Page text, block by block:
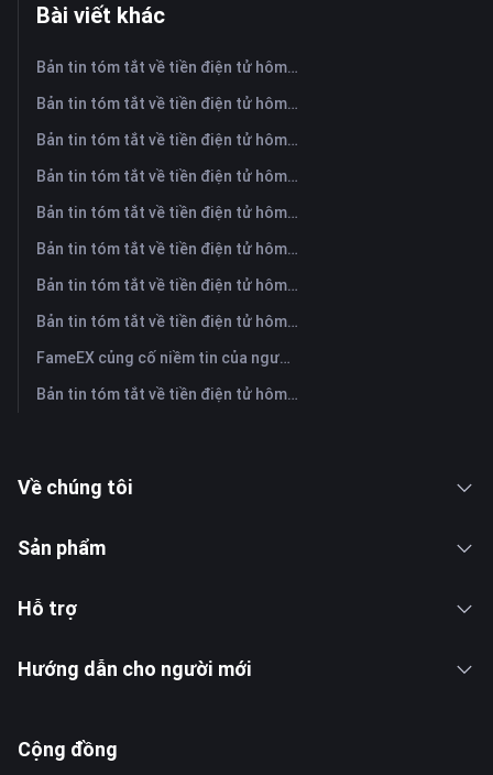
Bài viết khác
Bản tin tóm tắt về tiền điện tử hôm nay trên FameEX | Ngày 7 tháng 8 năm 2026
Bản tin tóm tắt về tiền điện tử hôm nay trên FameEX | Ngày 6 tháng 8 năm 2026
Bản tin tóm tắt về tiền điện tử hôm nay trên FameEX | Ngày 5 tháng 8 năm 2026
Bản tin tóm tắt về tiền điện tử hôm nay trên FameEX | Ngày 4 tháng 8 năm 2026
Bản tin tóm tắt về tiền điện tử hôm nay trên FameEX | Ngày 3 tháng 8 năm 2026
Bản tin tóm tắt về tiền điện tử hôm nay trên FameEX | Ngày 31 tháng 7 năm 2026
Bản tin tóm tắt về tiền điện tử hôm nay trên FameEX | Ngày 30 tháng 7 năm 2026
Bản tin tóm tắt về tiền điện tử hôm nay trên FameEX | Ngày 29 tháng 7 năm 2026
FameEX củng cố niềm tin của người dùng thông qua tám năm hoạt động ổn định và tăng trưởng toàn cầu
Bản tin tóm tắt về tiền điện tử hôm nay trên FameEX | Ngày 28 tháng 7 năm 2026
Về chúng tôi
Sản phẩm
Hỗ trợ
Hướng dẫn cho người mới
Cộng đồng